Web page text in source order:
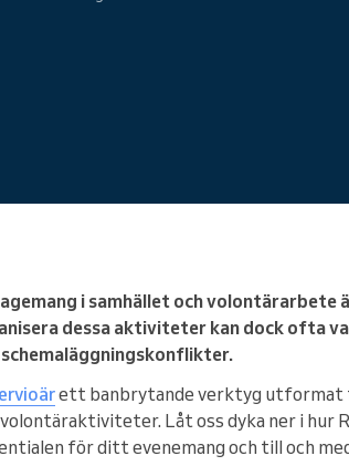
i samhället och
dessa aktiviteter kan dock ofta
schemaläggningskonflikter.
ärett banbrytande verktyg utformat
Låt oss dyka ner i hur
för ditt evenemang och till och